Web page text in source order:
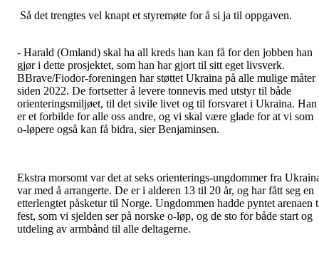
Så det trengtes vel knapt et styremøte for å si ja til oppgaven.
- Harald (Omland) skal ha all kreds han kan få for den jobben han
gjør i dette prosjektet, som han har gjort til sitt eget livsverk.
BBrave/Fiodor-foreningen har støttet Ukraina på alle mulige måter
siden 2022. De fortsetter å levere tonnevis med utstyr til både
orienteringsmiljøet, til det sivile livet og til forsvaret i Ukraina. Han
er et forbilde for alle oss andre, og vi skal være glade for at vi som
o-løpere også kan få bidra, sier Benjaminsen.
Ekstra morsomt var det at seks orienterings-ungdommer fra
var med å arrangerte. De er i alderen 13 til 20 år, og har fått seg en
etterlengtet påsketur til Norge. Ungdommen hadde pyntet arenaen
fest, som vi sjelden ser på norske o-løp, og de sto for både start og
utdeling av armbånd til alle deltagerne.